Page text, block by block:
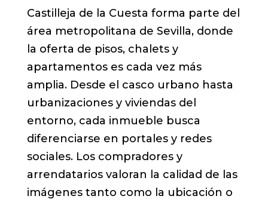
Castilleja de la Cuesta forma parte del
área metropolitana de Sevilla, donde
la oferta de pisos, chalets y
apartamentos es cada vez más
amplia. Desde el casco urbano hasta
urbanizaciones y viviendas del
entorno, cada inmueble busca
diferenciarse en portales y redes
sociales. Los compradores y
arrendatarios valoran la calidad de las
imágenes tanto como la ubicación o